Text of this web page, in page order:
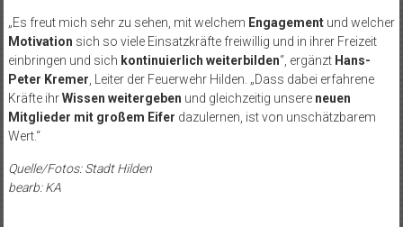
„Es freut mich sehr zu sehen, mit welchem Engagementund welcher
Motivation sich so viele Einsatzkräfte freiwillig und in ihrer Freizeit
einbringen und sich kontinuierlich weiterbilden“, ergänzt Hans-
Peter Kremer , Leiter der Feuerwehr Hilden. „Dass dabei erfahrene
Kräfte ihrWissen weitergeben und gleichzeitig unsere neuen
Mitglieder mit großem Eifer dazulernen, ist von unschätzbarem
Wert.“
Quelle/Fotos: Stadt Hilden
bearb: KA